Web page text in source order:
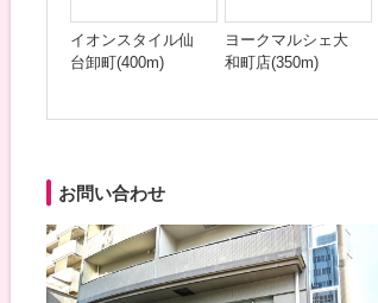
イオンスタイル仙
台卸町(400m)
ヨークマルシェ大
和町店(350m)
お問い合わせ